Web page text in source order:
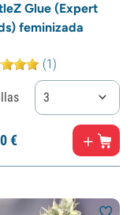
Glue (Expert
feminizada
(1)
3
€